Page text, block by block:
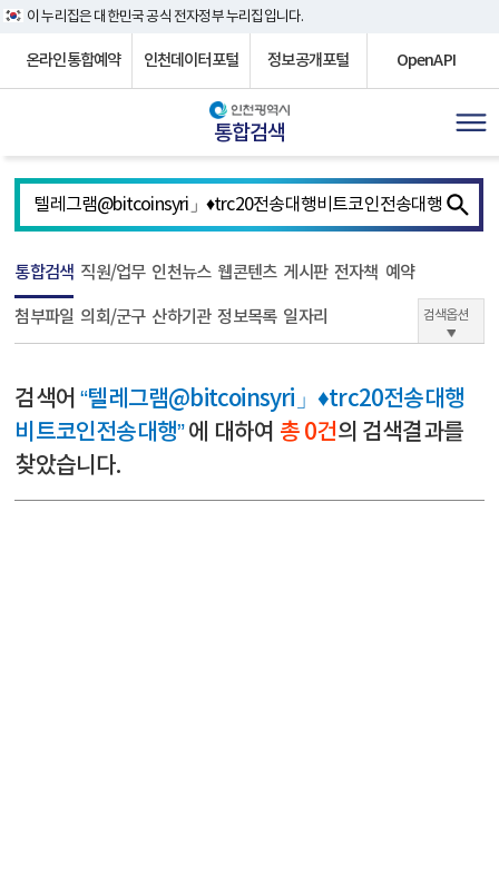
이 누리집은 대한민국 공식 전자정부 누리집입니다.
온라인통합예약 인천데이터포털 정보공개포털 OpenAPI
통합검색
통합검색 직원/업무 인천뉴스 웹콘텐츠 게시판 전자책 예약
첨부파일 의회/군구 산하기관 정보목록 일자리 검색옵션
검색어“텔레그램@bitcoinsyri」♦trc20전송대행
비트코인전송대행”에 대하여 총 0건의 검색결과를
찾았습니다.